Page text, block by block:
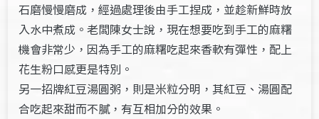
石磨慢慢磨成，經過處理後由手工捏成，並趁新鮮時放
入水中煮成。老闆陳女士說，現在想要吃到手工的麻糬
機會非常少，因為手工的麻糬吃起來香軟有彈性，配上
花生粉口感更是特別。
另一招牌紅豆湯圓粥，則是米粒分明，其紅豆、湯圓配
合吃起來甜而不膩，有互相加分的效果。